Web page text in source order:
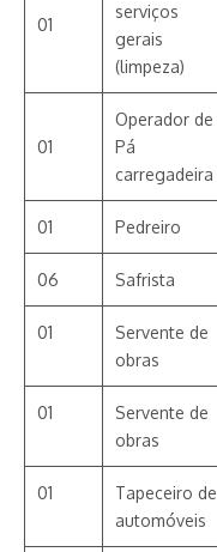
01
serviços
gerais
(limpeza)
01
Operador de
Pá
carregadeira
01 Pedreiro
06 Safrista
01
Servente de
obras
01
Servente de
obras
01
Tapeceiro de
automóveis